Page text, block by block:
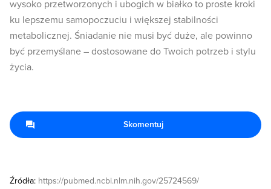
wysoko przetworzonych i ubogich w białko to proste kroki
ku lepszemu samopoczuciu i większej stabilności
metabolicznej. Śniadanie nie musi być duże, ale powinno
być przemyślane – dostosowane do Twoich potrzeb i stylu
życia.
Źródła: https://pubmed.ncbi.nlm.nih.gov/25724569/
Skomentuj